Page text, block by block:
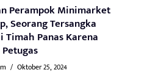
Perampok Minimarket
Seorang Tersangka
Timah Panas Karena
/ Oktober 25, 2024